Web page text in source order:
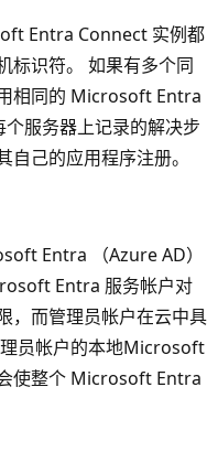
Entra Connect 实例都
标识符。 如果有多个同
相同的 Microsoft Entra
个服务器上记录的解决步
己的应用程序注册。
Entra （Azure AD）
Entra 服务帐户对
，而管理员帐户在云中具
员帐户的本地Microsoft
使整个 Microsoft Entra